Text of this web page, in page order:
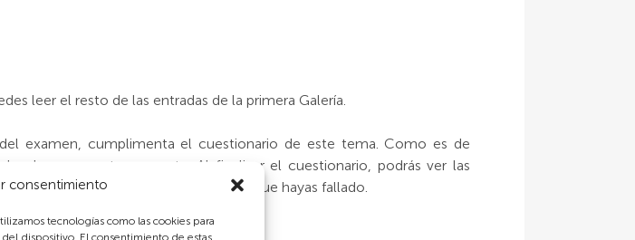
consentimiento
tecnologías como las cookies para
dispositivo. El consentimiento de estas
leer el resto de las entradas de la primera Galería.
examen, cumplimenta el cuestionario de este tema. Como es de
los que se te pregunta. Al finalizar el cuestionario, podrás ver las
necesario, revisando las repuestas que hayas fallado.